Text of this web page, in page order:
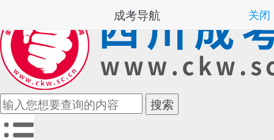
成考导航 关闭